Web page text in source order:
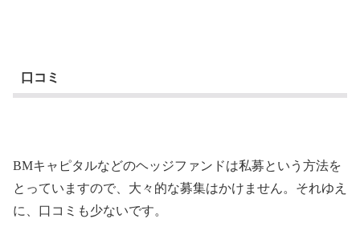
口コミ
BMキャピタルなどのヘッジファンドは私募という方法を
とっていますので、大々的な募集はかけません。それゆえ
に、口コミも少ないです。